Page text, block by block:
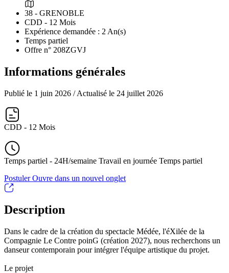
38 - GRENOBLE
CDD - 12 Mois
Expérience demandée : 2 An(s)
Temps partiel
Offre n° 208ZGVJ
Informations générales
Publié le 1 juin 2026 / Actualisé le 24 juillet 2026
CDD - 12 Mois
Temps partiel - 24H/semaine Travail en journée Temps partiel
PostulerOuvre dans un nouvel onglet
Description
Dans le cadre de la création du spectacle Médée, l'éXilée de la
Compagnie Le Contre poinG (création 2027), nous recherchons un
danseur contemporain pour intégrer l'équipe artistique du projet.
Le projet